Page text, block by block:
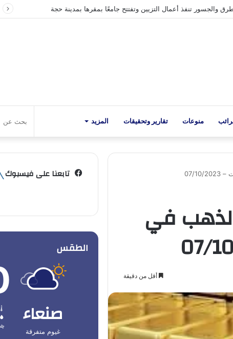
تنفذ أعمال التزيين وتفتتح جامعًا بمقرها بمدينة حجة
منوعات تقارير وتحقيقات المزيد
في
أقل من دقيقة
تابعنا على فيسبوك
الطقس
صنعاء
غيوم متفرقة